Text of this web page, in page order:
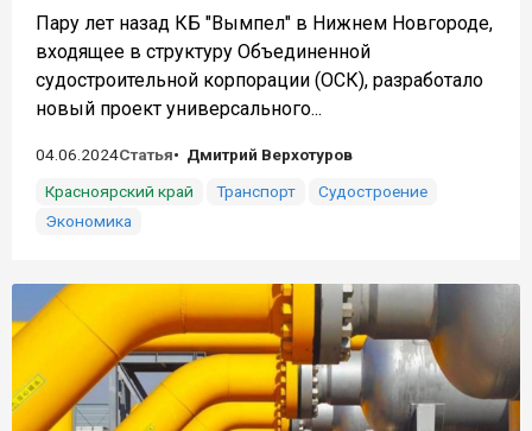
Пару лет назад КБ "Вымпел" в Нижнем Новгороде,
входящее в структуру Объединенной
судостроительной корпорации (ОСК), разработало
новый проект универсального...
04.06.2024Статья
Дмитрий Верхотуров
Красноярский край
Транспорт
Судостроение
Экономика